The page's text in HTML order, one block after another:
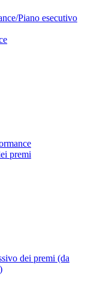
Piano esecutivo
premi
dei premi (da